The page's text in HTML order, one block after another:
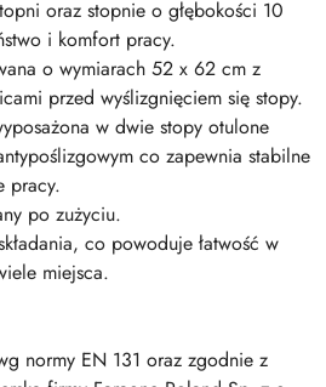
oraz stopnie o głębokości 10
i komfort pracy.
o wymiarach 52 x 62 cm z
przed wyślizgnięciem się stopy.
w dwie stopy otulone
co zapewnia stabilne
pracy.
po zużyciu.
co powoduje łatwość w
miejsca.
normy EN 131 oraz zgodnie z